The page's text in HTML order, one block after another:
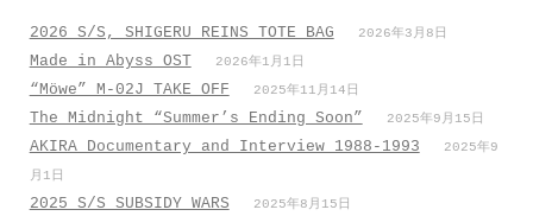
2026 S/S, SHIGERU REINS TOTE BAG 2026年3月8日
Made in Abyss OST 2026年1月1日
“Möwe” M-02J TAKE OFF 2025年11月14日
The Midnight “Summer’s Ending Soon” 2025年9月15日
AKIRA Documentary and Interview 1988-1993
2025年9
月1日
2025 S/S SUBSIDY WARS 2025年8月15日